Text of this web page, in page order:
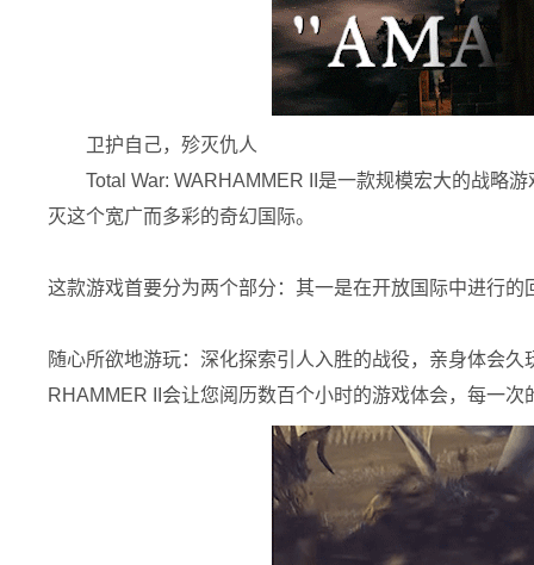
卫护自己，殄灭仇人
Total War: WARHAMMER II是一款规模宏大的战略
灭这个宽广而多彩的奇幻国际。
这款游戏首要分为两个部分：其一是在开放国际中进行
随心所欲地游玩：深化探索引人入胜的战役，亲身体会
RHAMMER II会让您阅历数百个小时的游戏体会，每一次